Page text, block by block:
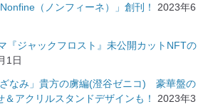
（ノンフィーネ）」創刊！
2023年6
『ジャックフロスト』未公開カットNFTの
1日
ざなみ」貴方の虜編(澄谷ゼニコ) 豪華盤の
アクリルスタンドデザインも！
2023年3